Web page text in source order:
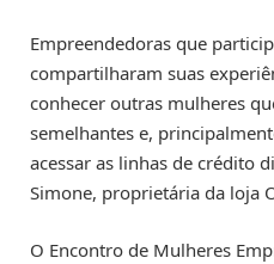
Empreendedoras que
compartilharam suas
conhecer outras mulheres
semelhantes e,
acessar as linhas de crédito
Simone, proprietária da loja
O Encontro de Mulheres